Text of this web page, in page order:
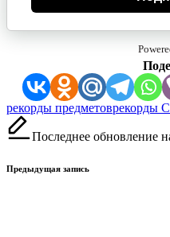
Метки:
рекорды предметоврекорды
Последнее обновление
Навигация
Предыдущая запись